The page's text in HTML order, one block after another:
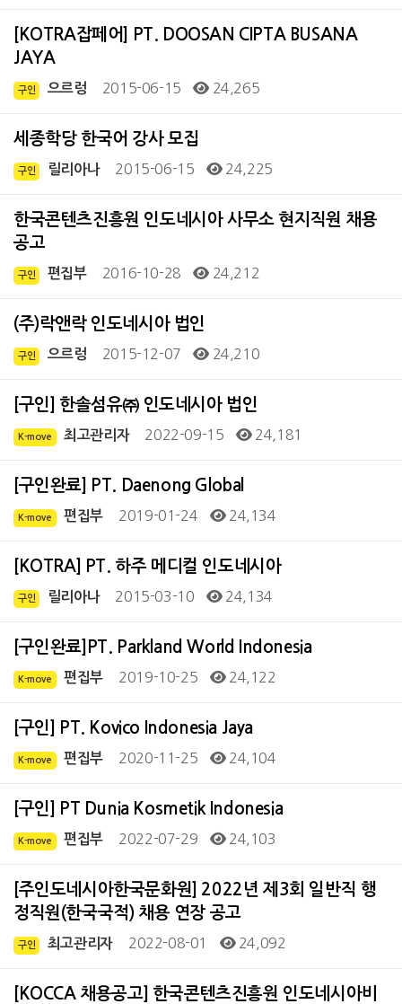
[KOTRA잡페어] PT. DOOSAN CIPTA BUSANA
JAYA
구인 으르렁 2015-06-15 24,265
세종학당 한국어 강사 모집
구인 릴리아나 2015-06-15 24,225
한국콘텐츠진흥원 인도네시아 사무소 현지직원 채용
공고
구인 편집부 2016-10-28 24,212
(주)락앤락 인도네시아 법인
구인 으르렁 2015-12-07 24,210
[구인] 한솔섬유㈜ 인도네시아 법인
K-move 최고관리자 2022-09-15 24,181
[구인완료] PT. Daenong Global
K-move 편집부 2019-01-24 24,134
[KOTRA] PT. 하주 메디컬 인도네시아
구인 릴리아나 2015-03-10 24,134
[구인완료]PT. Parkland World Indonesia
K-move 편집부 2019-10-25 24,122
[구인] PT. Kovico Indonesia Jaya
K-move 편집부 2020-11-25 24,104
[구인] PT Dunia Kosmetik Indonesia
K-move 편집부 2022-07-29 24,103
[주인도네시아한국문화원] 2022년 제3회 일반직 행
정직원(한국국적) 채용 연장 공고
구인 최고관리자 2022-08-01 24,092
[KOCCA 채용공고] 한국콘텐츠진흥원 인도네시아비